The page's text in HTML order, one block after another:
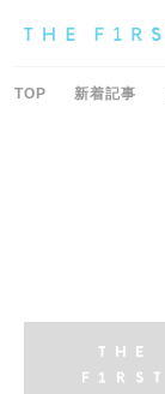
TOP 新着記事